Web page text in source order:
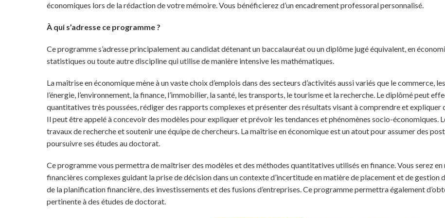
économiques lors de la rédaction de votre mémoire. Vous bénéficierez d’un encadrement professoral personnalisé.
À qui s’adresse ce programme ?
Ce programme s’adresse principalement au candidat détenant un baccalauréat ou un diplôme jugé équivalent, en
statistiques ou toute autre discipline qui utilise de manière intensive les mathématiques.
La maîtrise en économique mène à un vaste choix d’emplois dans des secteurs d’activités aussi variés que le commerce,
l’énergie, l’environnement, la finance, l’immobilier, la santé, les transports, le tourisme et la recherche. Le diplômé peut
quantitatives très poussées, rédiger des rapports complexes et présenter des résultats visant à comprendre et expliquer
Il peut être appelé à concevoir des modèles pour expliquer et prévoir les tendances et phénomènes socio-économiques.
travaux de recherche et soutenir une équipe de chercheurs. La maîtrise en économique est un atout pour assumer des
poursuivre ses études au doctorat.
Ce programme vous permettra de maîtriser des modèles et des méthodes quantitatives utilisés en finance. Vous serez en
financières complexes guidant la prise de décision dans un contexte d’incertitude en matière de placement et de gestion
de la planification financière, des investissements et des fusions d’entreprises. Ce programme permettra également
pertinente à des études de doctorat.